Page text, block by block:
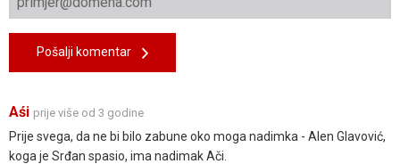
Pošalji komentar
Aśi prije više od 3 godine
Prije svega, da ne bi bilo zabune oko moga nadimka - Alen Glavović,
koga je Srđan spasio, ima nadimak Ači.